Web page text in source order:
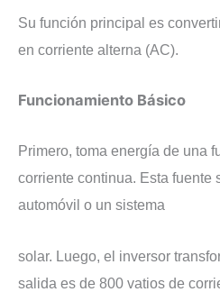
Su función principal es
en corriente alterna (AC).
Funcionamiento Básico
Primero, toma energía de una
corriente continua. Esta fuente
automóvil o un sistema
solar. Luego, el inversor
salida es de 800 vatios de